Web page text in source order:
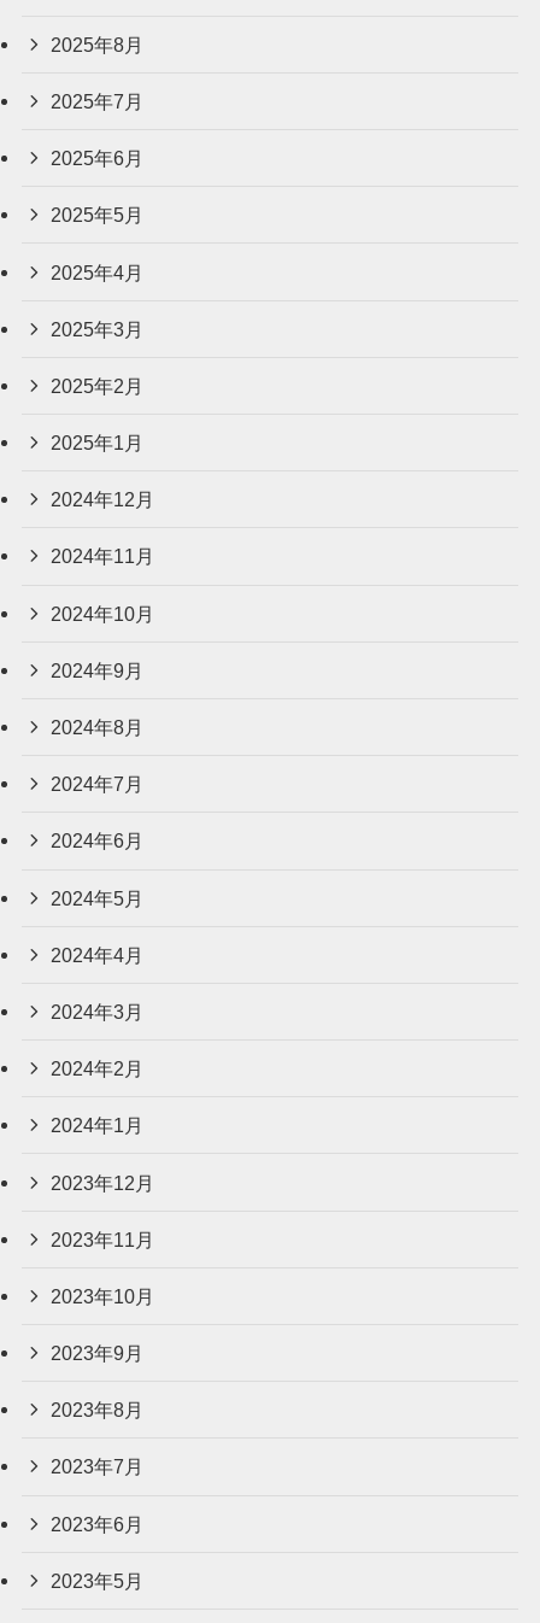
2025年8月
2025年7月
2025年6月
2025年5月
2025年4月
2025年3月
2025年2月
2025年1月
2024年12月
2024年11月
2024年10月
2024年9月
2024年8月
2024年7月
2024年6月
2024年5月
2024年4月
2024年3月
2024年2月
2024年1月
2023年12月
2023年11月
2023年10月
2023年9月
2023年8月
2023年7月
2023年6月
2023年5月